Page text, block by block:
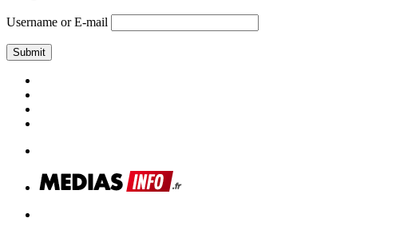
Username or E-mail